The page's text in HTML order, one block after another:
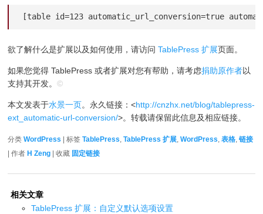
[table id=123 automatic_url_conversion=true
欲了解什么是扩展以及如何使用，请访问TablePress 扩展页面。
如果您觉得 TablePress 或者扩展对您有帮助，请考虑捐助原作者以
支持其开发。©
本文发表于水景一页。永久链接：<http://cnzhx.net/blog/tablepress-
ext_automatic-url-conversion/>。转载请保留此信息及相应链接。
分类WordPress | 标签TablePress ,TablePress 扩展 ,WordPress ,表格 ,链接
| 作者H Zeng | 收藏 固定链接
相关文章
TablePress 扩展：自定义默认选项设置